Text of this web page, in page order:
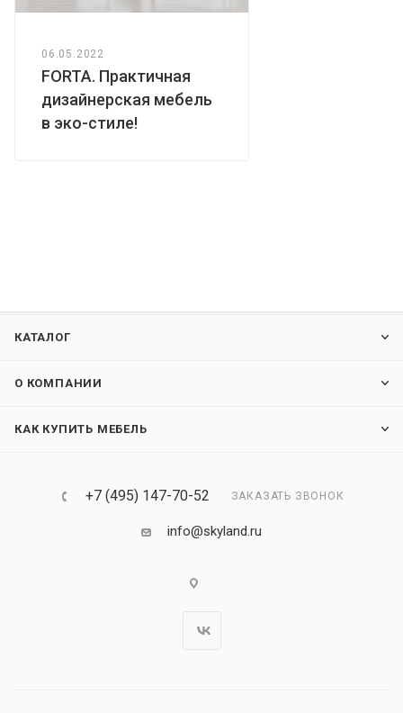
06.05.2022
FORTA. Практичная
дизайнерская мебель
в эко-стиле!
КАТАЛОГ
О КОМПАНИИ
КАК КУПИТЬ МЕБЕЛЬ
+7 (495) 147-70-52 ЗАКАЗАТЬ ЗВОНОК
info@skyland.ru